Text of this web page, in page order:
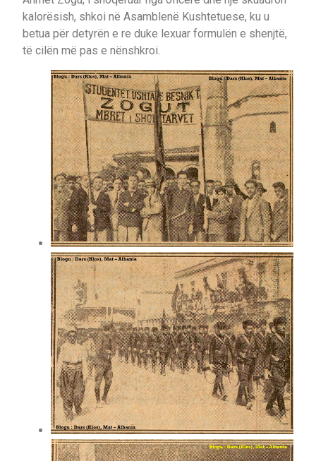
kalorësish, shkoi në Asamblenë Kushtetuese, ku u
betua për detyrën e re duke lexuar formulën e shenjtë,
të cilën më pas e nënshkroi.